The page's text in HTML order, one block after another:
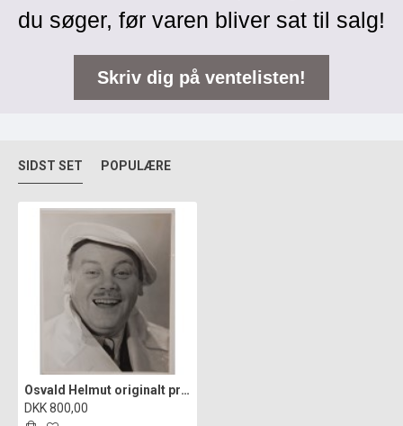
du søger, før varen bliver sat til salg!
Skriv dig på ventelisten!
SIDST SET POPULÆRE
Osvald Helmut originalt pressefoto
DKK 800,00